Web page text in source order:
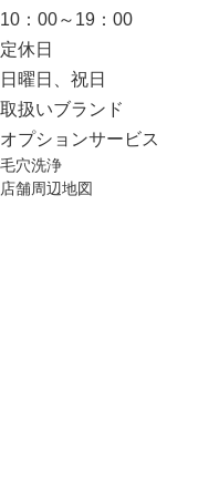
10：00～19：00
定休日
日曜日、祝日
取扱いブランド
オプションサービス
毛穴洗浄
店舗周辺地図